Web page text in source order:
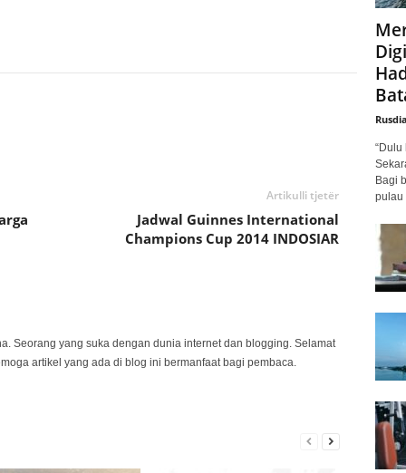
Artikulli tjetër
Jadwal Guinnes International
Champions Cup 2014 INDOSIAR
Seorang yang suka dengan dunia internet dan blogging. Selamat
artikel yang ada di blog ini bermanfaat bagi pembaca.
Bagi
pulau